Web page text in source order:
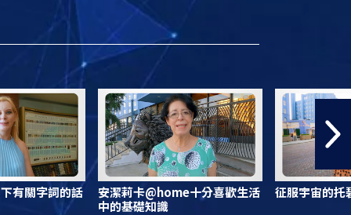
有關字詞的話
安潔莉卡@home十分喜歡生活
中的基礎知識
征服宇宙的